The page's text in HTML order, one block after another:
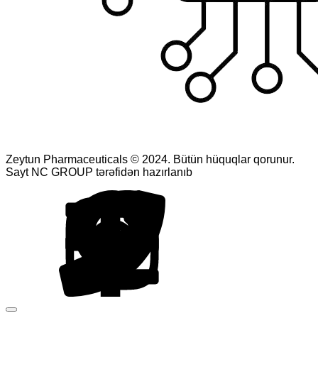
Zeytun Pharmaceuticals © 2024. Bütün hüquqlar qorunur.
Sayt NC GROUP tərəfidən hazırlanıb